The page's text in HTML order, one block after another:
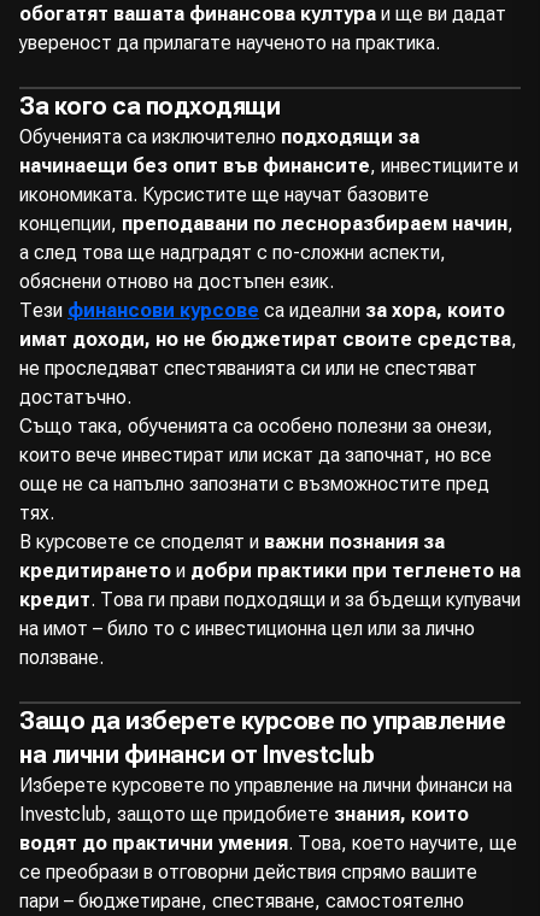
обогатят вашата финансова култура и ще ви дадат
увереност да прилагате наученото на практика.
За кого са подходящи
Обученията са изключително подходящи за
начинаещи без опит във финансите, инвестициите и
икономиката. Курсистите ще научат базовите
концепции, преподавани по лесноразбираем начин,
а след това ще надградят с по-сложни аспекти,
обяснени отново на достъпен език.
Тези финансови курсове са идеални за хора, които
имат доходи, но не бюджетират своите средства,
не проследяват спестяванията си или не спестяват
достатъчно.
Също така, обученията са особено полезни за онези,
които вече инвестират или искат да започнат, но все
още не са напълно запознати с възможностите пред
тях.
В курсовете се споделят и важни познания за
кредитирането и добри практики при тегленето на
кредит. Това ги прави подходящи и за бъдещи купувачи
на имот – било то с инвестиционна цел или за лично
ползване.
Защо да изберете курсове по управление
на лични финанси от Investclub
Изберете курсовете по управление на лични финанси на
Investclub, защото ще придобиете знания, които
водят до практични умения. Това, което научите, ще
се преобрази в отговорни действия спрямо вашите
пари – бюджетиране, спестяване, самостоятелно